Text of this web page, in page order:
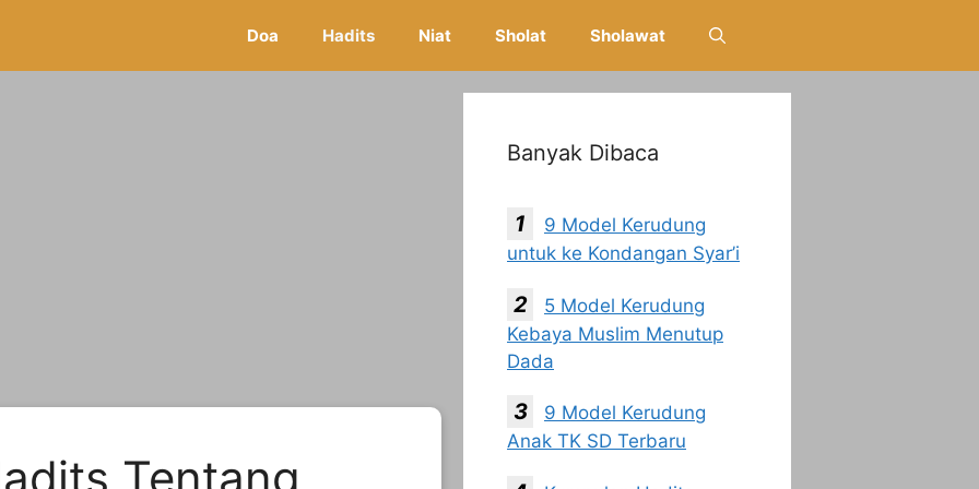
Doa Hadits Niat Sholat Sholawat
Tentang
Banyak Dibaca
9 Model Kerudung
untuk ke Kondangan Syar’i
5 Model Kerudung
Kebaya Muslim Menutup
Dada
9 Model Kerudung
Anak TK SD Terbaru